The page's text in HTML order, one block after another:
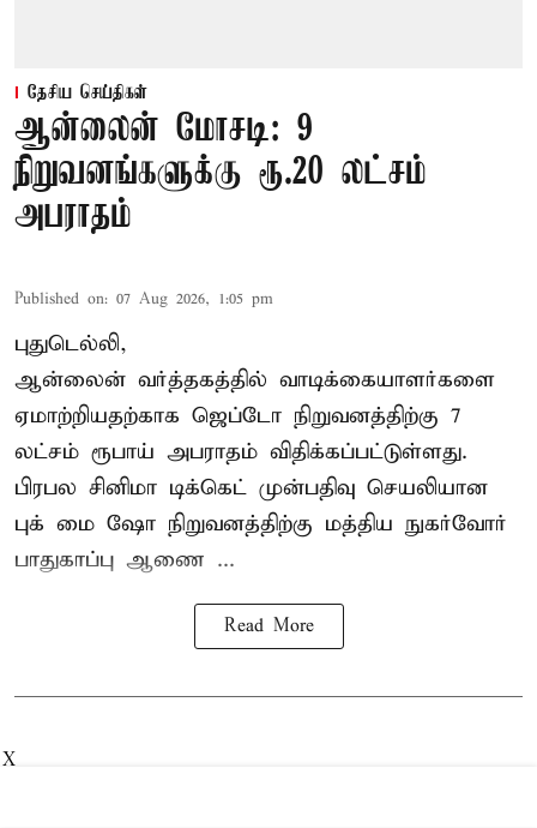
தேசிய செய்திகள்
ஆன்லைன் மோசடி: 9
நிறுவனங்களுக்கு ரூ.20 லட்சம்
அபராதம்
Published on: 07 Aug 2026, 1:05 pm
புதுடெல்லி,
ஆன்லைன் வர்த்தகத்தில் வாடிக்கையாளர்களை
ஏமாற்றியதற்காக ஜெப்டோ நிறுவனத்திற்கு 7
லட்சம் ரூபாய் அபராதம் விதிக்கப்பட்டுள்ளது.
பிரபல சினிமா டிக்கெட் முன்பதிவு செயலியான
புக் மை ஷோ நிறுவனத்திற்கு மத்திய நுகர்வோர்
பாதுகாப்பு ஆணை ...
Read More
X